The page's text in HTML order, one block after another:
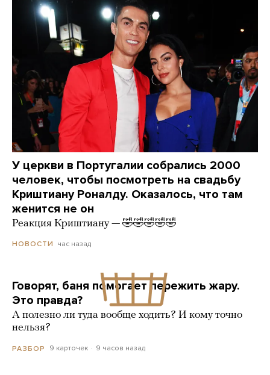
У церкви в Португалии собрались 2000
человек, чтобы посмотреть на свадьбу
Криштиану Роналду. Оказалось, что там
женится не он
Реакция Криштиану — 🤣🤣🤣🤣🤣
НОВОСТИ час назад
Говорят, баня помогает пережить жару.
Это правда?
А полезно ли туда вообще ходить? И кому точно
нельзя?
РАЗБОР 9 карточек 9 часов назад